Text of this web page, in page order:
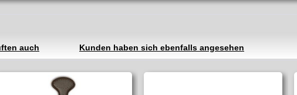
auch Kunden haben sich ebenfalls angesehen